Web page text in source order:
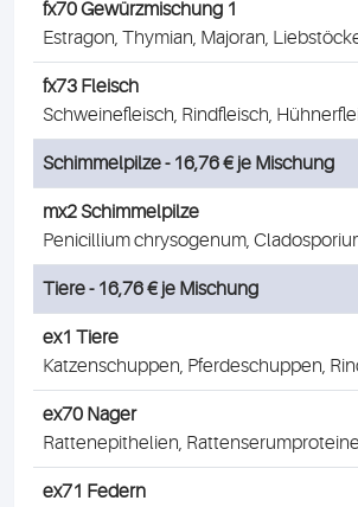
fx70 Gewürzmischung 1
Estragon, Thymian, Majoran,
fx73 Fleisch
Schweinefleisch, Rindfleisch,
Schimmelpilze - 16,76 € je Mischung
mx2 Schimmelpilze
Penicillium chrysogenum,
Tiere - 16,76 € je Mischung
ex1 Tiere
Katzenschuppen, Pferdeschuppen,
ex70 Nager
Rattenepithelien,
ex71 Federn